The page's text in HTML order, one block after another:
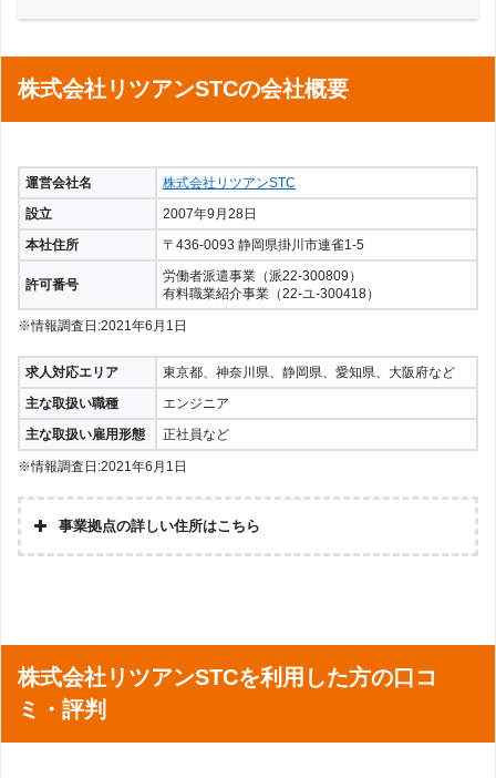
株式会社リツアンSTCの会社概要
運営会社名
株式会社リツアンSTC
設立
2007年9月28日
本社住所
〒436-0093 静岡県掛川市連雀1-5
許可番号
労働者派遣事業（派22-300809）
有料職業紹介事業（22-ユ-300418）
※情報調査日:2021年6月1日
求人対応エリア
東京都、神奈川県、静岡県、愛知県、大阪府など
主な取扱い職種
エンジニア
主な取扱い雇用形態
正社員など
※情報調査日:2021年6月1日
事業拠点の詳しい住所はこちら
株式会社リツアンSTCを利用した方の口コ
ミ・評判